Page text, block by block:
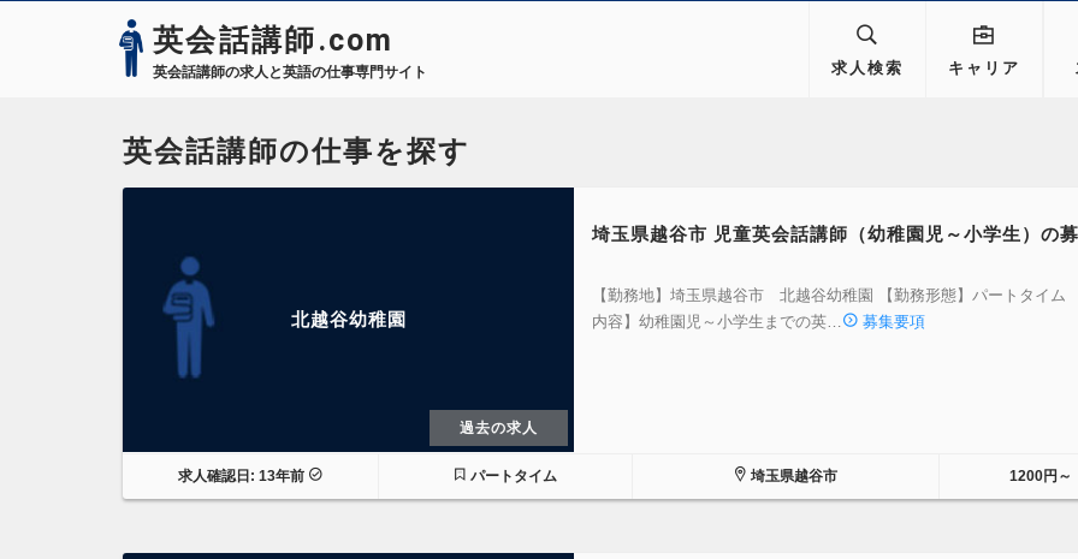
英会話講師.com
英会話講師の求人と英語の仕事専門サイト 求人検索 キャリア
英会話講師の仕事を探す
北越谷幼稚園
過去の求人
埼玉県越谷市 児童英会話講師（幼稚園児～小学生）の
【勤務地】埼玉県越谷市 北越谷幼稚園 【勤務形態】パートタイム
内容】幼稚園児～小学生までの英…
募集要項
求人確認日: 13年前 パートタイム 埼玉県越谷市 1200円～